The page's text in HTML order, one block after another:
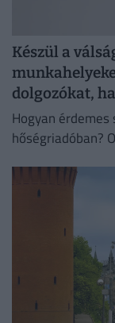
Készül a
dolgozókat,
Hogyan
hőségriadóban?
irodaházban,